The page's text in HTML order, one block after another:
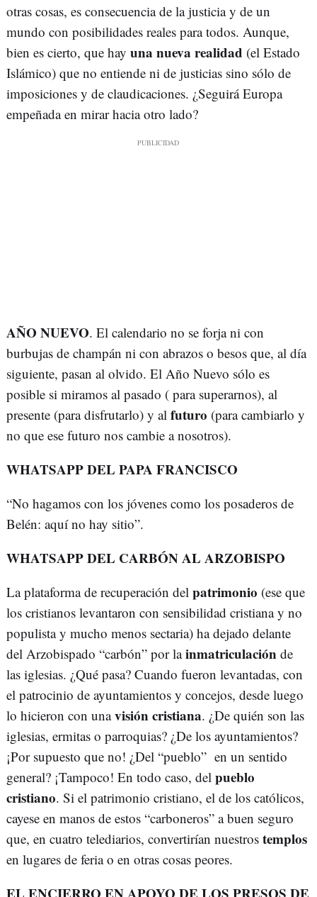
otras cosas, es consecuencia de la justicia y de un
mundo con posibilidades reales para todos. Aunque,
bien es cierto, que hay una nueva realidad (el Estado
Islámico) que no entiende ni de justicias sino sólo de
imposiciones y de claudicaciones. ¿Seguirá Europa
empeñada en mirar hacia otro lado?
AÑO NUEVO. El calendario no se forja ni con
burbujas de champán ni con abrazos o besos que, al día
siguiente, pasan al olvido. El Año Nuevo sólo es
posible si miramos al pasado ( para superarnos), al
presente (para disfrutarlo) y al futuro (para cambiarlo y
no que ese futuro nos cambie a nosotros).
WHATSAPP DEL PAPA FRANCISCO
“No hagamos con los jóvenes como los posaderos de
Belén: aquí no hay sitio”.
WHATSAPP DEL CARBÓN AL ARZOBISPO
La plataforma de recuperación del patrimonio (ese que
los cristianos levantaron con sensibilidad cristiana y no
populista y mucho menos sectaria) ha dejado delante
del Arzobispado “carbón” por lainmatriculación de
las iglesias. ¿Qué pasa? Cuando fueron levantadas, con
el patrocinio de ayuntamientos y concejos, desde luego
lo hicieron con unavisión cristiana. ¿De quién son las
iglesias, ermitas o parroquias? ¿De los ayuntamientos?
¡Por supuesto que no! ¿Del “pueblo” en un sentido
general? ¡Tampoco! En todo caso, del pueblo
cristiano. Si el patrimonio cristiano, el de los católicos,
cayese en manos de estos “carboneros” a buen seguro
que, en cuatro telediarios, convertirían nuestros templos
en lugares de feria o en otras cosas peores.
EL ENCIERRO EN APOYO DE LOS PRESOS DE